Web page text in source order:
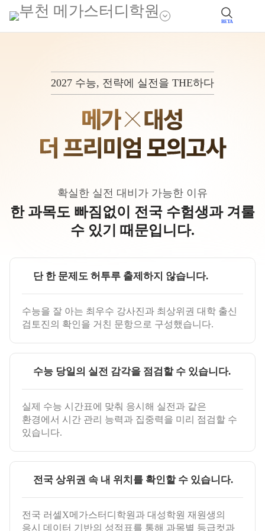
BETA
2027 수능, 전략에 실전을 THE하다
확실한 실전 대비가 가능한 이유
한 과목도 빠짐없이 전국 수험생과 겨룰
수 있기 때문입니다.
단 한 문제도 허투루 출제하지 않습니다.
수능을 잘 아는 최우수 강사진과 최상위권 대학 출신
검토진의 확인을 거친 문항으로 구성했습니다.
수능 당일의 실전 감각을 점검할 수 있습니다.
실제 수능 시간표에 맞춰 응시해 실전과 같은
환경에서 시간 관리 능력과 집중력을 미리 점검할 수
있습니다.
전국 상위권 속 내 위치를 확인할 수 있습니다.
전국 러셀X메가스터디학원과 대성학원 재원생의
응시 데이터 기반의 성적표를 통해 과목별 등급컷과